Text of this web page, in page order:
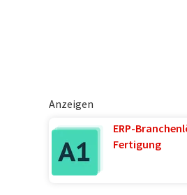
Anzeigen
ERP-
Fertigung